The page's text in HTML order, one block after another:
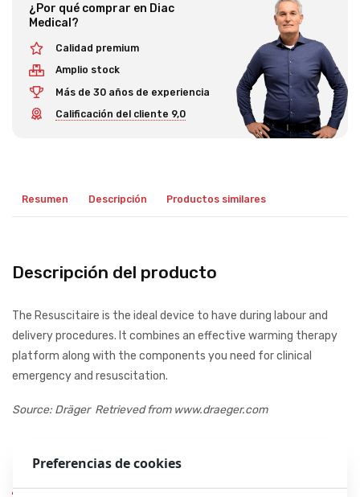
¿Por qué comprar en Diac
Medical?
Calidad premium
Amplio stock
Más de 30 años de experiencia
Calificación del cliente 9,0
Resumen Descripción Productos similares
Descripción del producto
The Resuscitaire is the ideal device to have during labour and
delivery procedures. It combines an effective warming therapy
platform along with the components you need for clinical
emergency and resuscitation.
Source: Dräger Retrieved from www.draeger.com
Productos similares
Preferencias de cookies